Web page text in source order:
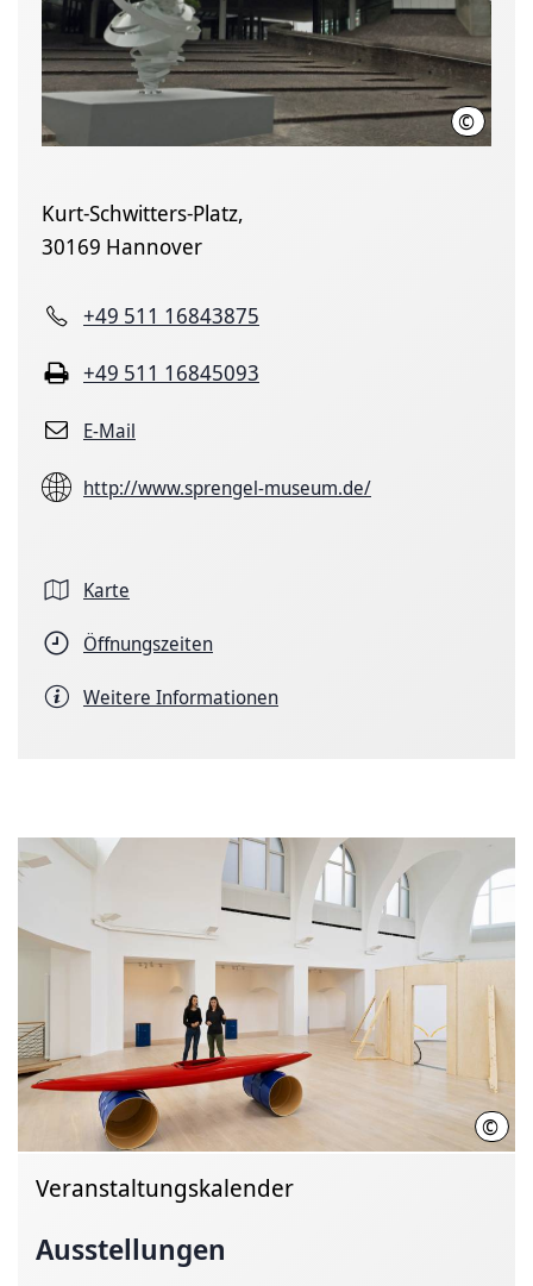
©
Kurt-Schwitters-Platz,
30169 Hannover
+49 511 16843875
+49 511 16845093
E-Mail
http://www.sprengel-museum.de/
Karte
Öffnungszeiten
Weitere Informationen
©
Veranstaltungskalender
Ausstellungen